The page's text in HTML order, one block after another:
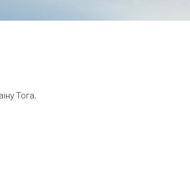
Тога.